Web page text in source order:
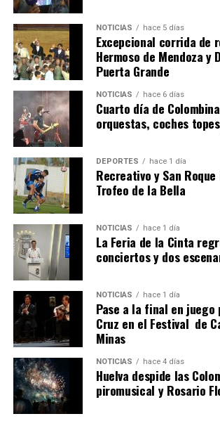
4º DÍA DE LAS FIESTAS COLOMBINAS
hace 6 días Huelvatv
SEXTA CORRIDA DE LAS FIESTAS
2026
hace 4 días· Huelvatv
NOTICIAS hace 5 días
Excepcional corrida de
Hermoso de Mendoza y
Puerta Grande
NOTICIAS hace 6 días
Cuarto día de
orquestas, coches
DEPORTES hace 1 día
Recreativo y San
Trofeo de la Bella
NOTICIAS hace 1 día
La Feria de la Cinta
conciertos y dos
NOTICIAS hace 1 día
Pase a la final en juego
Cruz en el Festival de
Minas
NOTICIAS hace 4 días
Huelva despide las
piromusical y Rosario